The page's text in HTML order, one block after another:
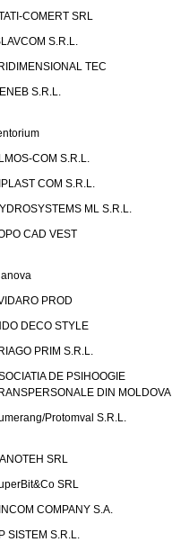
COMERT SRL
S.R.L.
TEC
S.R.L.
COM S.R.L.
COM S.R.L.
ML S.R.L.
CAD VEST
PROD
DECO STYLE
PRIM S.R.L.
DE PSIHOOGIE
DIN MOLDOVA
Protomval S.R.L.
SRL
SRL
COMPANY S.A.
SISTEM S.R.L.